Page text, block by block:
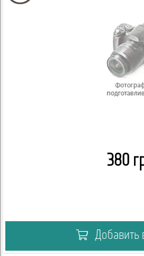
380
Добавить